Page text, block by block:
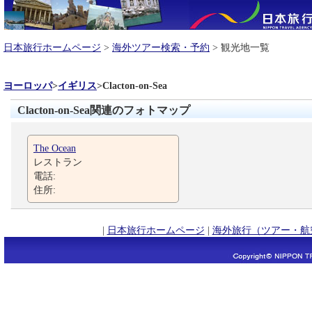
日本旅行ホームページ > 海外ツアー検索・予約 > 観光地一覧
ヨーロッパ>イギリス>Clacton-on-Sea
Clacton-on-Sea関連のフォトマップ
The Ocean
レストラン
電話:
住所:
| 日本旅行ホームページ | 海外旅行（ツアー・航